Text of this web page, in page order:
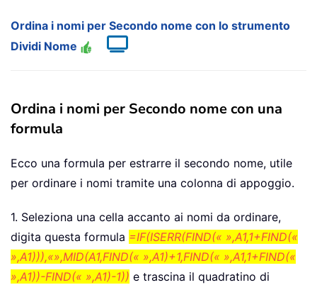
Ordina i nomi per Secondo nome con lo strumento
Dividi Nome
Ordina i nomi per Secondo nome con una
formula
Ecco una formula per estrarre il secondo nome, utile
per ordinare i nomi tramite una colonna di appoggio.
1. Seleziona una cella accanto ai nomi da ordinare,
digita questa formula =IF(ISERR(FIND(« »,A1,1+FIND(«
»,A1))),«»,MID(A1,FIND(« »,A1)+1,FIND(« »,A1,1+FIND(«
»,A1))-FIND(« »,A1)-1)) e trascina il quadratino di